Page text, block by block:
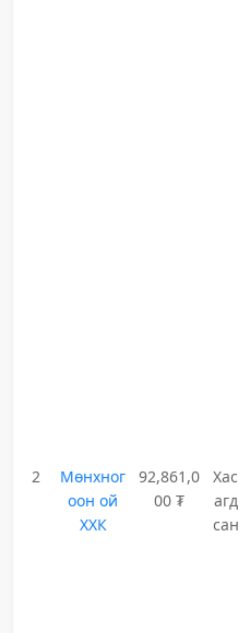
2
Мөнхног
оон ой
ХХК
92,861,0
00 ₮
Хас
агд
сан